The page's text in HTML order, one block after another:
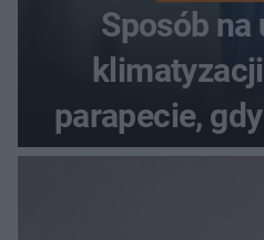
Sposób na
parapecie,